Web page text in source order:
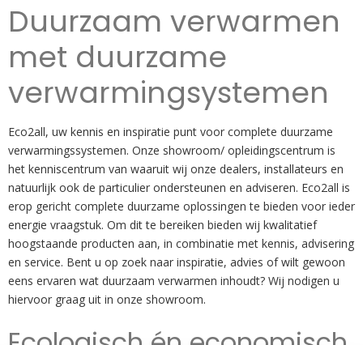
Duurzaam verwarmen
met duurzame
verwarmingsystemen
Eco2all, uw kennis en inspiratie punt voor complete duurzame
verwarmingssystemen. Onze showroom/ opleidingscentrum is
het kenniscentrum van waaruit wij onze dealers, installateurs en
natuurlijk ook de particulier ondersteunen en adviseren. Eco2all is
erop gericht complete duurzame oplossingen te bieden voor ieder
energie vraagstuk. Om dit te bereiken bieden wij kwalitatief
hoogstaande producten aan, in combinatie met kennis, advisering
en service. Bent u op zoek naar inspiratie, advies of wilt gewoon
eens ervaren wat duurzaam verwarmen inhoudt? Wij nodigen u
hiervoor graag uit in onze showroom.